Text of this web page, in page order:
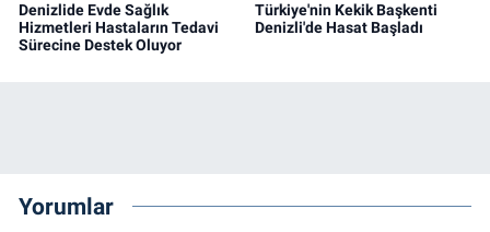
Denizlide Evde Sağlık
Hizmetleri Hastaların Tedavi
Sürecine Destek Oluyor
Türkiye'nin Kekik Başkenti
Denizli'de Hasat Başladı
Yorumlar